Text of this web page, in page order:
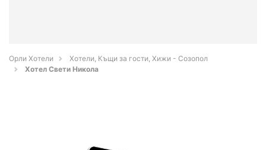
Орли Хотели
Хотели, Къщи за гости, Хижи - Созопол
Хотел Свети Никола